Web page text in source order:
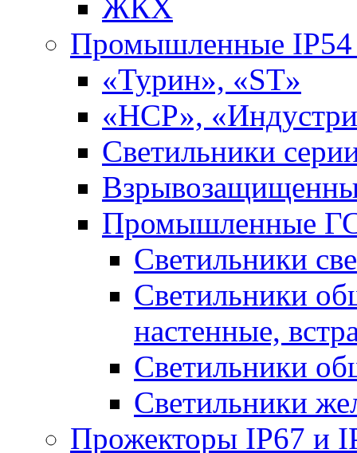
ЖКХ
Промышленные IP54
«Турин», «ST»
«НСР»,
Светильники
Промышленные
Светильники
Светильники
настенные,
Светильники
Светильники
Прожекторы IP67 и